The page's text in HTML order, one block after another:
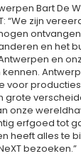
Bart De
“We zijn
en het
en
voor
grote
onze
erfgoed tot
heeft alles te
bezoeken.”